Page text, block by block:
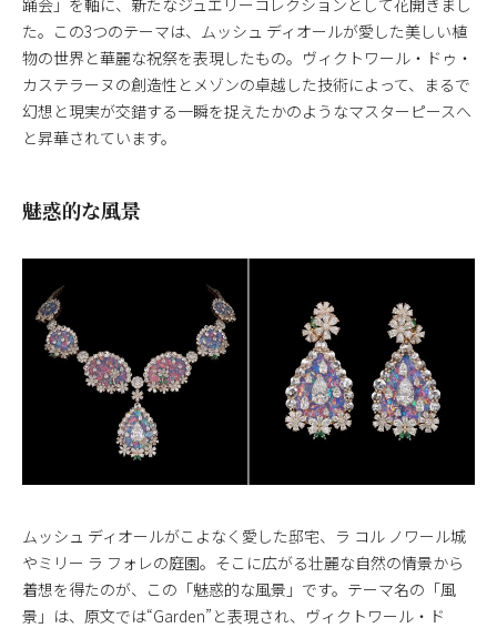
踊会」を軸に、新たなジュエリーコレクションとして花開きまし
た。この3つのテーマは、ムッシュ ディオールが愛した美しい植
物の世界と華麗な祝祭を表現したもの。ヴィクトワール・ドゥ・
カステラーヌの創造性とメゾンの卓越した技術によって、まるで
幻想と現実が交錯する一瞬を捉えたかのようなマスターピースへ
と昇華されています。
魅惑的な風景
ムッシュ ディオールがこよなく愛した邸宅、ラ コル ノワール城
やミリー ラ フォレの庭園。そこに広がる壮麗な自然の情景から
着想を得たのが、この「魅惑的な風景」です。テーマ名の「風
景」は、原文では“Garden”と表現され、ヴィクトワール・ド